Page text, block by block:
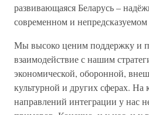
развивающаяся Беларусь –
современном и
Мы высоко ценим поддержку и
взаимодействие с нашим
экономической, оборонной,
культурной и других сферах. На
направлений интеграции у нас